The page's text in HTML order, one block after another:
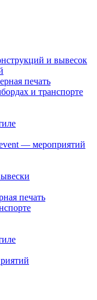
и вывесок
печать
и транспорте
— мероприятий
печать